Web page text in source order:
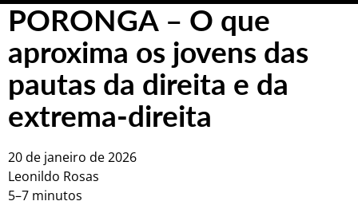
PORONGA – O que
aproxima os jovens das
pautas da direita e da
extrema-direita
20 de janeiro de 2026
Leonildo Rosas
5–7 minutos